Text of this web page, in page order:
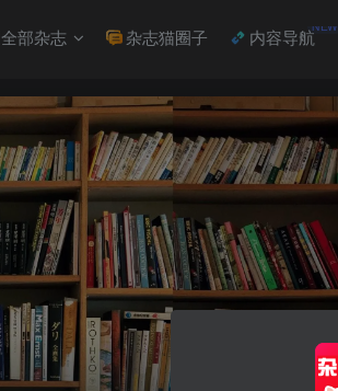
全部杂志 杂志猫圈子 内容导航NEW